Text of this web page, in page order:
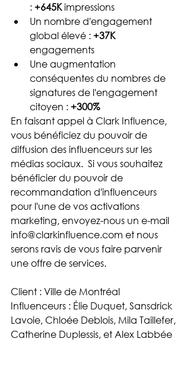
: +645K impressions
Un nombre d'engagement
global élevé : +37K
engagements
Une augmentation
conséquentes du nombres de
signatures de l'engagement
citoyen : +300%
En faisant appel à Clark Influence,
vous bénéficiez du pouvoir de
diffusion des influenceurs sur les
médias sociaux.  Si vous souhaitez
bénéficier du pouvoir de
recommandation d'influenceurs
pour l'une de vos activations
marketing, envoyez-nous un e-mail
info@clarkinfluence.com et nous
serons ravis de vous faire parvenir
une offre de services.
Client : Ville de Montréal
Influenceurs : Élie Duquet, Sansdrick
Lavoie, Chloée Deblois, Mila Taillefer,
Catherine Duplessis, et Alex Labbée